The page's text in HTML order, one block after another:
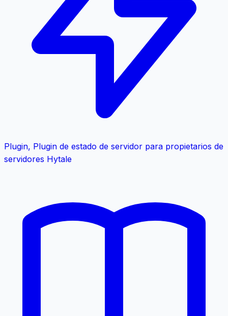
Plugin, Plugin de estado de servidor para propietarios de
servidores Hytale